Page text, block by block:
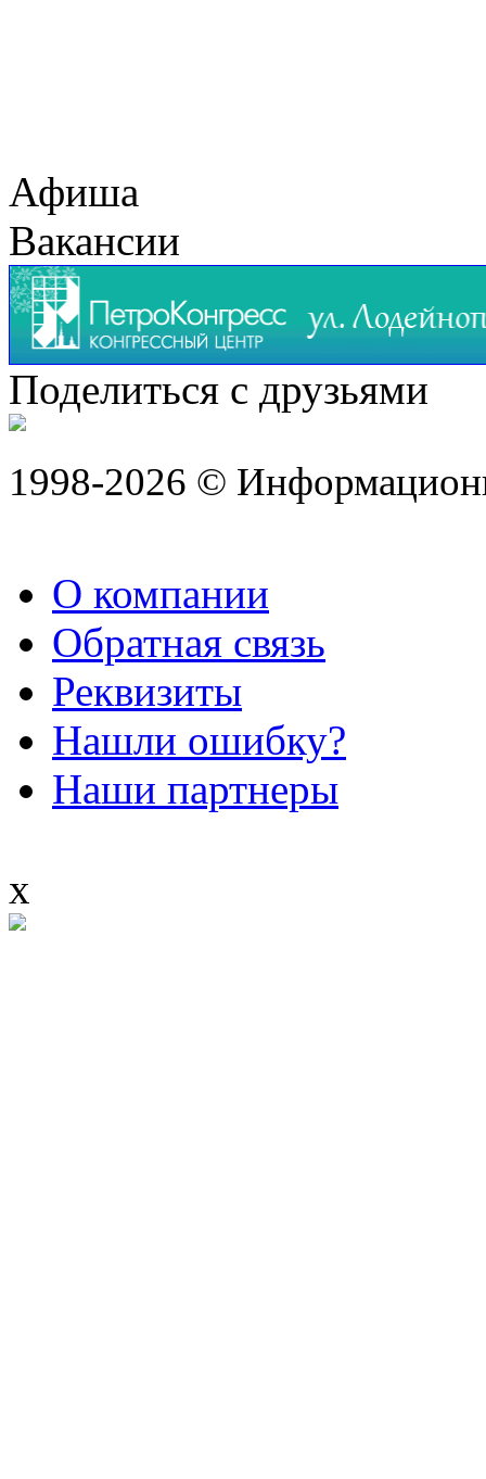
Афиша
Вакансии
Поделиться с друзьями
1998-2026 ©
О компании
Обратная связь
Реквизиты
Нашли ошибку?
Наши партнеры
x